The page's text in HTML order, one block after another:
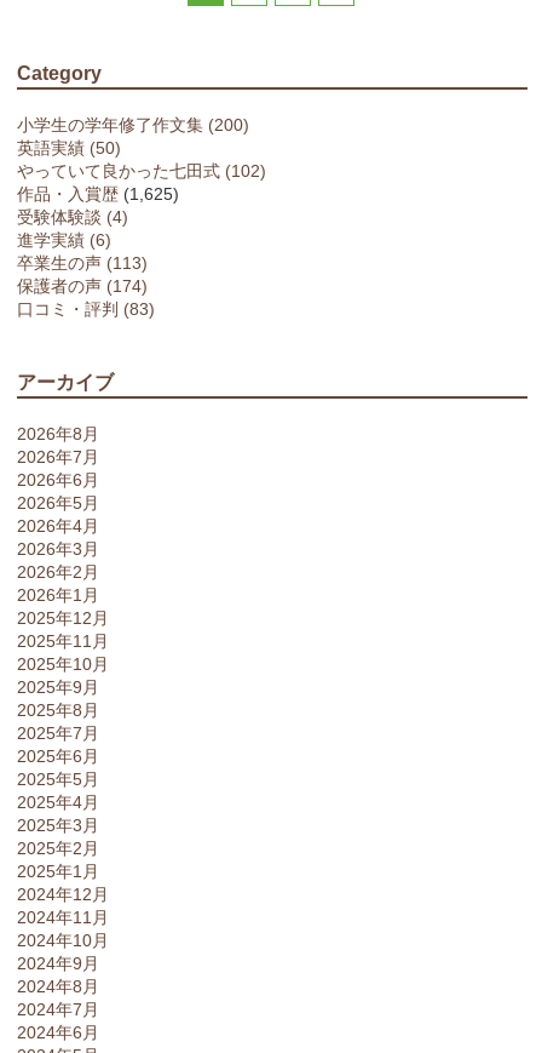
Category
小学生の学年修了作文集 (200)
英語実績 (50)
やっていて良かった七田式 (102)
作品・入賞歴 (1,625)
受験体験談 (4)
進学実績 (6)
卒業生の声 (113)
保護者の声 (174)
口コミ・評判 (83)
アーカイブ
2026年8月
2026年7月
2026年6月
2026年5月
2026年4月
2026年3月
2026年2月
2026年1月
2025年12月
2025年11月
2025年10月
2025年9月
2025年8月
2025年7月
2025年6月
2025年5月
2025年4月
2025年3月
2025年2月
2025年1月
2024年12月
2024年11月
2024年10月
2024年9月
2024年8月
2024年7月
2024年6月